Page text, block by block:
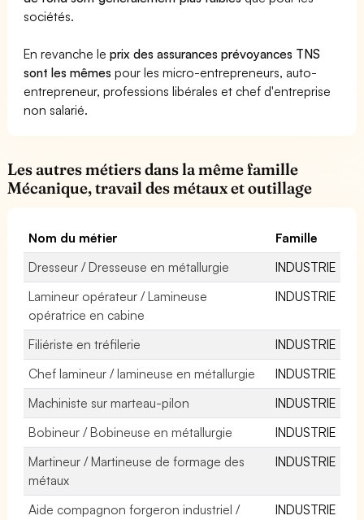
sociétés.
En revanche leprix des assurances prévoyances TNS
sont les mêmes pour les micro-entrepreneurs, auto-
entrepreneur, professions libérales et chef d'entreprise
non salarié.
Les autres métiers dans la même famille
Mécanique, travail des métaux et outillage
Nom du métier
Famille
Dresseur / Dresseuse en métallurgie
INDUSTRIE
Lamineur opérateur / Lamineuse
opératrice en cabine
INDUSTRIE
Filiériste en tréfilerie
INDUSTRIE
Chef lamineur / lamineuse en métallurgie
INDUSTRIE
Machiniste sur marteau-pilon
INDUSTRIE
Bobineur / Bobineuse en métallurgie
INDUSTRIE
Martineur / Martineuse de formage des
métaux
INDUSTRIE
Aide compagnon forgeron industriel /
INDUSTRIE